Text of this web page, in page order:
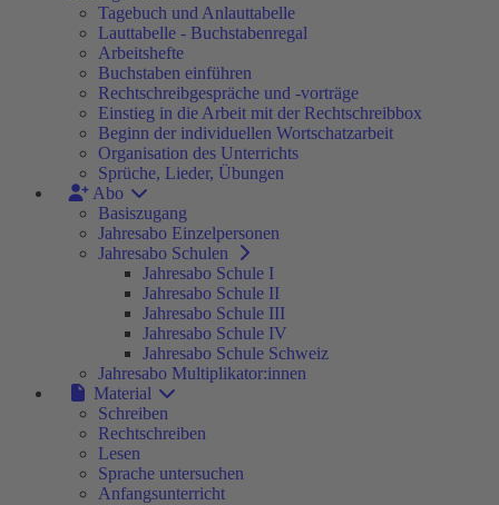
Tagebuch und Anlauttabelle
Lauttabelle - Buchstabenregal
Arbeitshefte
Buchstaben einführen
Rechtschreibgespräche und -vorträge
Einstieg in die Arbeit mit der Rechtschreibbox
Beginn der individuellen Wortschatzarbeit
Organisation des Unterrichts
Sprüche, Lieder, Übungen
Abo
Basiszugang
Jahresabo Einzelpersonen
Jahresabo Schulen
Jahresabo Schule I
Jahresabo Schule II
Jahresabo Schule III
Jahresabo Schule IV
Jahresabo Schule Schweiz
Jahresabo Multiplikator:innen
Material
Schreiben
Rechtschreiben
Lesen
Sprache untersuchen
Anfangsunterricht